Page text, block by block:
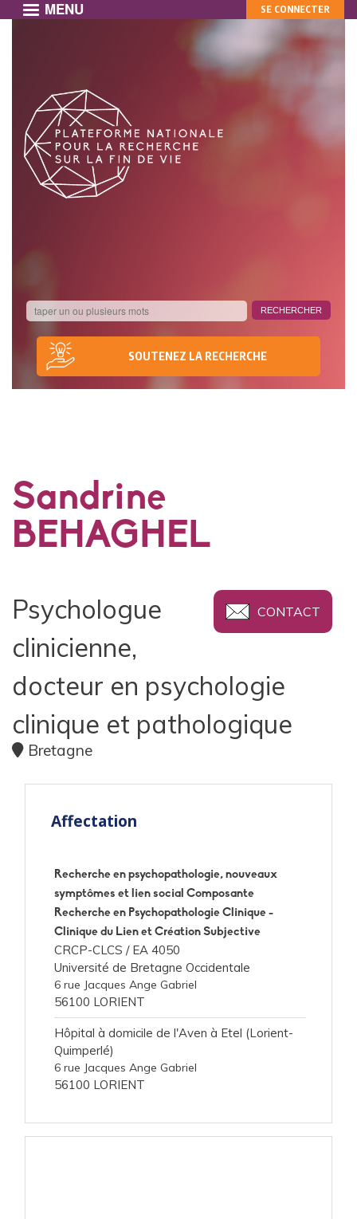
principal
MENU
SOUTENEZ LA RECHERCHE
MON
COMPTE
SE CONNECTER
Sandrine
BEHAGHEL
CONTACT
Psychologue
clinicienne,
docteur en psychologie
clinique et pathologique
Bretagne
Affectation
Recherche en psychopathologie, nouveaux
symptômes et lien social Composante
Recherche en Psychopathologie Clinique -
Clinique du Lien et Création Subjective
CRCP-CLCS / EA 4050
Université de Bretagne Occidentale
6 rue Jacques Ange Gabriel
56100 LORIENT
Hôpital à domicile de l'Aven à Etel (Lorient-
Quimperlé)
6 rue Jacques Ange Gabriel
56100 LORIENT